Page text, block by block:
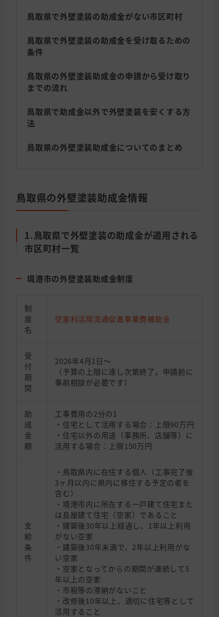
鳥取県で外壁塗装の助成金がない市区町村
鳥取県で外壁塗装の助成金を受け取るための
条件
鳥取県の外壁塗装助成金の申請から受け取り
までの流れ
鳥取県で助成金以外で外壁塗装を安くする方
法
鳥取県の外壁塗装助成金についてのまとめ
鳥取県の外壁塗装助成金情報
1.鳥取県で外壁塗装の助成金が適用される
市区町村一覧
境港市の外壁塗装助成金制度
制
度
名
空家利活用流通促進事業費補助金
受
付
期
間
2026年4月1日～
（予算の上限に達し次第終了。申請前に
事前相談が必要です）
助
成
金
額
工事費用の2分の1
・住宅として活用する場合：上限90万円
・住宅以外の用途（事務所、店舗等）に
活用する場合：上限150万円
支
給
条
件
・鳥取県内に在住する個人（工事完了後
3ヶ月以内に県内に移住する予定の者を
含む）
・境港市内に所在する一戸建て住宅また
は長屋建て住宅（空家）であること
・建築後30年以上経過し、1年以上利用
がない空家
・建築後30年未満で、2年以上利用がな
い空家
・空家となってからの期間が連続して5
年以上の空家
・市税等の滞納がないこと
・改修後10年以上、適切に住宅等として
活用すること